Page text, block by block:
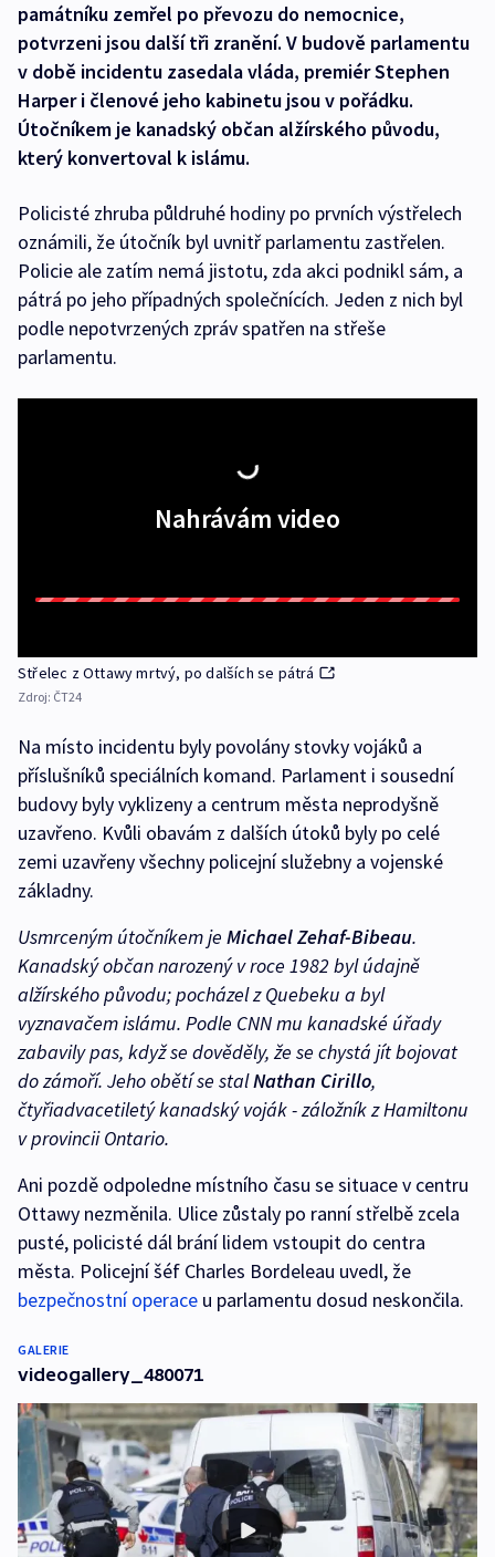
památníku zemřel po převozu do nemocnice,
potvrzeni jsou další tři zranění. V budově parlamentu
v době incidentu zasedala vláda, premiér Stephen
Harper i členové jeho kabinetu jsou v pořádku.
Útočníkem je kanadský občan alžírského původu,
který konvertoval k islámu.
Policisté zhruba půldruhé hodiny po prvních výstřelech
oznámili, že útočník byl uvnitř parlamentu zastřelen.
Policie ale zatím nemá jistotu, zda akci podnikl sám, a
pátrá po jeho případných společnících. Jeden z nich byl
podle nepotvrzených zpráv spatřen na střeše
parlamentu.
Nahrávám video
Střelec z Ottawy mrtvý, po dalších se pátrá
Zdroj: ČT24
Na místo incidentu byly povolány stovky vojáků a
příslušníků speciálních komand. Parlament i sousední
budovy byly vyklizeny a centrum města neprodyšně
uzavřeno. Kvůli obavám z dalších útoků byly po celé
zemi uzavřeny všechny policejní služebny a vojenské
základny.
Usmrceným útočníkem je Michael Zehaf-Bibeau.
Kanadský občan narozený v roce 1982 byl údajně
alžírského původu; pocházel z Quebeku a byl
vyznavačem islámu. Podle CNN mu kanadské úřady
zabavily pas, když se dověděly, že se chystá jít bojovat
do zámoří. Jeho obětí se stalNathan Cirillo,
čtyřiadvacetiletý kanadský voják - záložník z Hamiltonu
v provincii Ontario.
Ani pozdě odpoledne místního času se situace v centru
Ottawy nezměnila. Ulice zůstaly po ranní střelbě zcela
pusté, policisté dál brání lidem vstoupit do centra
města. Policejní šéf Charles Bordeleau uvedl, že
bezpečnostní operace u parlamentu dosud neskončila.
GALERIE
videogallery_480071